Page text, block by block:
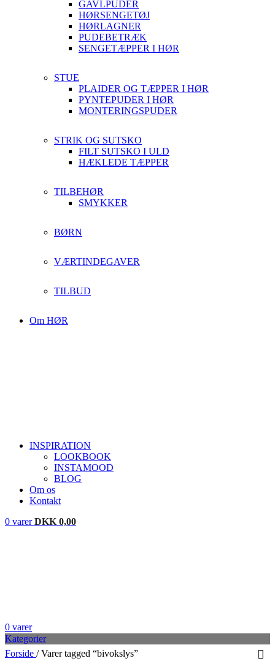
GAVLPUDER
HØRSENGETØJ
HØRLAGNER
PUDEBETRÆK
SENGETÆPPER I HØR
STUE
PLAIDER OG TÆPPER I HØR
PYNTEPUDER I HØR
MONTERINGSPUDER
STRIK OG SUTSKO
FILT SUTSKO I ULD
HÆKLEDE TÆPPER
TILBEHØR
SMYKKER
BØRN
VÆRTINDEGAVER
TILBUD
Om HØR
INSPIRATION
LOOKBOOK
INSTAMOOD
BLOG
Om os
Kontakt
0 varer DKK 0,00
0 varer
Kategorier
Forside / Varer tagged “bivokslys”